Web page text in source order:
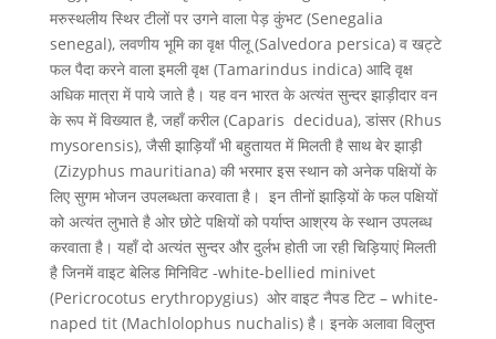
मरुस्थलीय स्थिर टीलों पर उगने वाला पेड़ कुंभट (Senegalia
senegal), लवणीय भूमि का वृक्ष पीलू (Salvedora persica) व खट्टे
फल पैदा करने वाला इमली वृक्ष (Tamarindus indica) आदि वृक्ष
अधिक मात्रा में पाये जाते है। यह वन भारत के अत्यंत सुन्दर झाड़ीदार वन
के रूप में विख्यात है, जहाँ करील (Caparis decidua), डांसर (Rhus
mysorensis), जैसी झाड़ियाँ भी बहुतायत में मिलती है साथ बेर झाड़ी
(Zizyphus mauritiana) की भरमार इस स्थान को अनेक पक्षियों के
लिए सुगम भोजन उपलब्धता करवाता है। इन तीनों झाड़ियों के फल पक्षियों
को अत्यंत लुभाते है ओर छोटे पक्षियों को पर्याप्त आश्रय के स्थान उपलब्ध
करवाता है। यहाँ दो अत्यंत सुन्दर और दुर्लभ होती जा रही चिड़ियाएं मिलती
है जिनमें वाइट बेलिड मिनिविट -white-bellied minivet
(Pericrocotus erythropygius) ओर वाइट नैपड टिट – white-
naped tit (Machlolophus nuchalis) है। इनके अलावा विलुप्त